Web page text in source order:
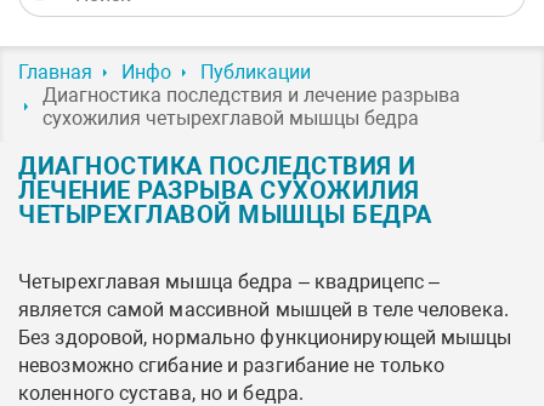
Главная Инфо
Публикации
Диагностика последствия и лечение разрыва
сухожилия четырехглавой мышцы бедра
ДИАГНОСТИКА ПОСЛЕДСТВИЯ И
ЛЕЧЕНИЕ РАЗРЫВА СУХОЖИЛИЯ
ЧЕТЫРЕХГЛАВОЙ МЫШЦЫ БЕДРА
Четырехглавая мышца бедра – квадрицепс –
является самой массивной мышцей в теле человека.
Без здоровой, нормально функционирующей мышцы
невозможно сгибание и разгибание не только
коленного сустава, но и бедра.